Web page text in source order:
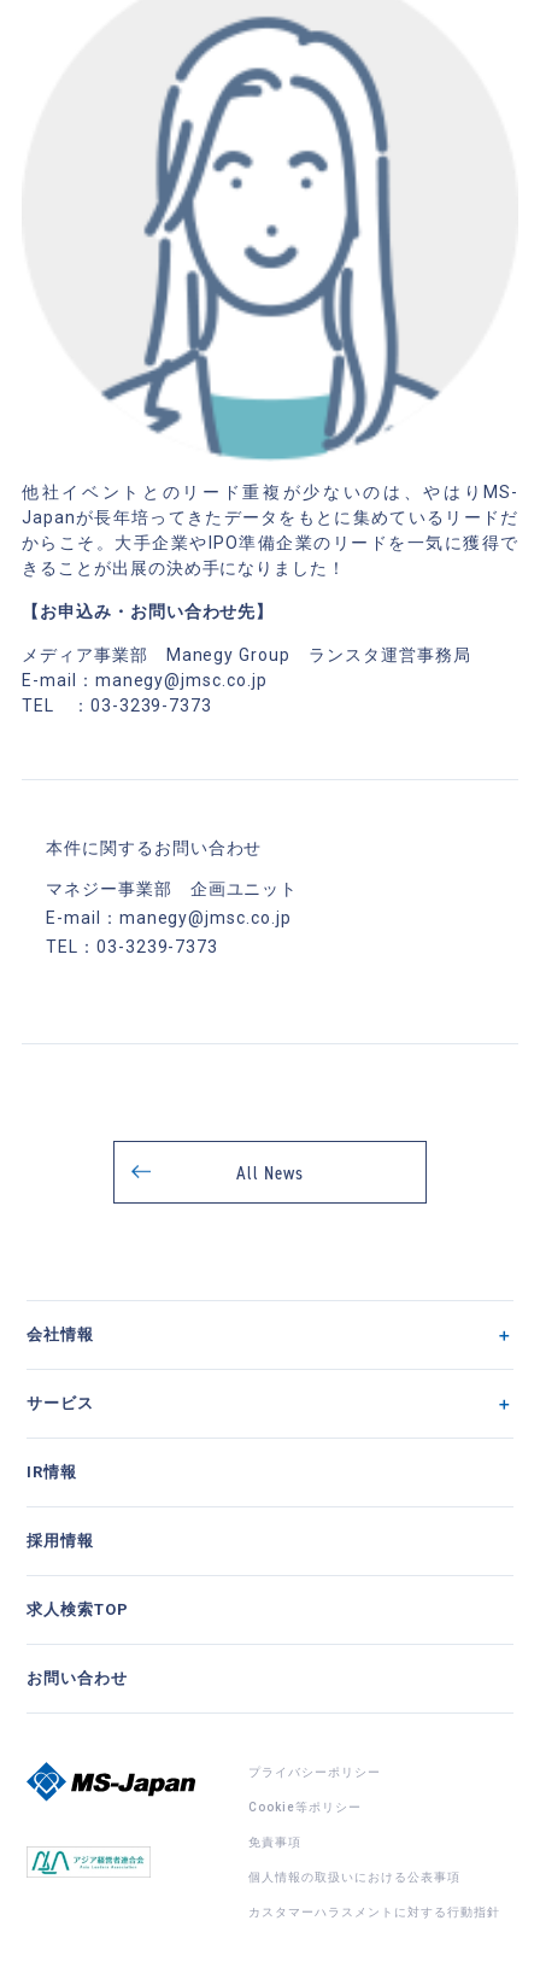
他社イベントとのリード重複が少ないのは、やはりMS-
Japanが長年培ってきたデータをもとに集めているリードだ
からこそ。大手企業やIPO準備企業のリードを一気に獲得で
きることが出展の決め手になりました！
【お申込み・お問い合わせ先】
メディア事業部 Manegy Group ランスタ運営事務局
E-mail：manegy@jmsc.co.jp
TEL ：03-3239-7373
本件に関するお問い合わせ
マネジー事業部 企画ユニット
E-mail：manegy@jmsc.co.jp
TEL：03-3239-7373
All News
会社情報
サービス
IR情報
採用情報
求人検索TOP
お問い合わせ
プライバシーポリシー
Cookie等ポリシー
免責事項
個人情報の取扱いにおける公表事項
カスタマーハラスメントに対する行動指針